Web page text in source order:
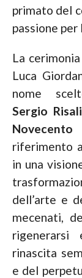
primato del
passione
La
Luca
nome
Sergio
Novecento
riferimento
in una
dell’arte e
mecenati,
rinascita
e del